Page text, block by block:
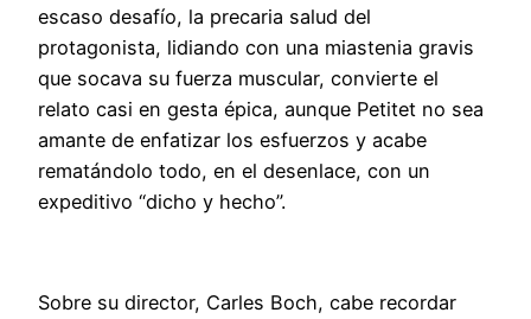
escaso desafío, la precaria salud del
protagonista, lidiando con una miastenia gravis
que socava su fuerza muscular, convierte el
relato casi en gesta épica, aunque Petitet no sea
amante de enfatizar los esfuerzos y acabe
rematándolo todo, en el desenlace, con un
expeditivo “dicho y hecho”.
Sobre su director, Carles Boch, cabe recordar